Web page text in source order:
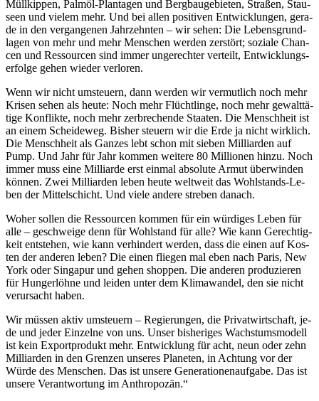
Müll­kip­pen, Palm­öl-Plan­ta­gen und Berg­bau­ge­bie­ten, Stra­ßen, Stau­
se­en und vie­lem mehr. Und bei al­len po­si­ti­ven Ent­wick­lun­gen, ge­ra­
de in den ver­gan­ge­nen Jahr­zehn­ten – wir se­hen: Die Le­bens­grund­
la­gen von mehr und mehr Men­schen wer­den zer­stört; so­zia­le Chan­
cen und Res­sour­cen sind im­mer un­ge­rech­ter ver­teilt, Ent­wick­lungs­
er­fol­ge ge­hen wie­der ver­lo­ren.
Wenn wir nicht um­steu­ern, dann wer­den wir ver­mut­lich noch mehr
Kri­sen se­hen als heu­te: Noch mehr Flücht­lin­ge, noch mehr ge­walt­tä­
ti­ge Kon­flik­te, noch mehr zer­bre­chen­de Staa­ten. Die Mensch­heit ist
an ei­nem Schei­de­weg. Bis­her steu­ern wir die Er­de ja nicht wirk­lich.
Die Mensch­heit als Gan­zes lebt schon mit sie­ben Mil­li­ar­den auf
Pump. Und Jahr für Jahr kom­men wei­te­re 80 Mil­lio­nen hin­zu. Noch
im­mer muss ei­ne Mil­li­ar­de erst ein­mal ab­so­lu­te Ar­mut über­win­den
kön­nen. Zwei Mil­li­ar­den le­ben heu­te welt­weit das Wohl­stands-Le­
ben der Mit­tel­schicht. Und vie­le an­de­re stre­ben da­nach.
Wo­her sol­len die Res­sour­cen kom­men für ein wür­di­ges Le­ben für
al­le – ge­schwei­ge denn für Wohl­stand für al­le? Wie kann Ge­rech­tig­
keit ent­ste­hen, wie kann ver­hin­dert wer­den, dass die ei­nen auf Kos­
ten der an­de­ren le­ben? Die ei­nen flie­gen mal eben nach Pa­ris, New
York oder Sin­ga­pur und ge­hen shop­pen. Die an­de­ren pro­du­zie­ren
für Hun­ger­löh­ne und lei­den un­ter dem Kli­ma­wan­del, den sie nicht
ver­ur­sacht ha­ben.
Wir müs­sen ak­tiv um­steu­ern – Re­gie­run­gen, die Pri­vat­wirt­schaft, je­
de und je­der Ein­zel­ne von uns. Un­ser bis­he­ri­ges Wachs­tums­mo­dell
ist kein Ex­port­pro­dukt mehr. Ent­wick­lung für acht, neun oder zehn
Mil­li­ar­den in den Gren­zen un­se­res Pla­ne­ten, in Ach­tung vor der
Wür­de des Men­schen. Das ist un­se­re Ge­ne­ra­tio­nen­auf­ga­be. Das ist
un­se­re Ver­ant­wor­tung im An­thro­po­zän.“